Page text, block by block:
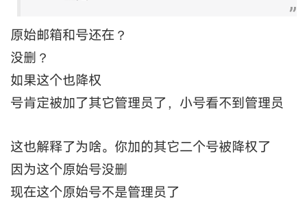
原始邮箱和号还在？
没删？
如果这个也降权
号肯定被加了其它管理员了，小号看不到管理员
这也解释了为啥。你加的其它二个号被降权了
因为这个原始号没删
现在这个原始号不是管理员了